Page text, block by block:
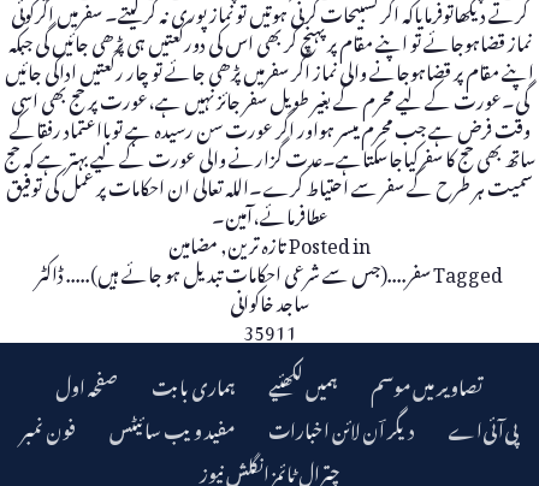
کرتے دیکھاتوفرمایاکہ اگر تسبیحات کرنی ہوتیں تو نماز پوری نہ کرلیتے۔ سفرمیں اگرکوئی
نماز قضاہوجائے تو اپنے مقام پر پہنچ کر بھی اس کی دورکعتیں ہی پڑھی جائیں گی جبکہ
اپنے مقام پر قضاہوجانے والی نماز اگر سفرمیں پڑھی جائے تو چار رکعتیں اداکی جائیں
گی۔عورت کے لیے محرم کے بغیر طویل سفر جائز نہیں ہے،عورت پر حج بھی اسی
وقت فرض ہے جب محرم میسر ہواور اگر عورت سن رسیدہ ہے توبااعتماد رفقاکے
ساتھ بھی حج کا سفرکیاجاسکتاہے۔عدت گزارنے والی عورت کے لیے بہتر ہے کہ حج
سمیت ہر طرح کے سفر سے احتیاط کرے۔اللہ تعالی ان احکامات پر عمل کی توفیق
عطافرمائے،آمین۔
Posted inتازہ ترین,مضامین
Taggedسفر....(جس سے شرعی احکامات تبدیل ہو جائے ہیں)..... ڈاکٹر
ساجد خاکوانی
35911
صفحہ اول ہماری بابت ہمیں لکھئیے
تصاویر میں موسم
فون نمبر
مفید ویب سائیٹس دیگر اؔن لائن اخبارات
چترال ٹائمز انگلش نیوز